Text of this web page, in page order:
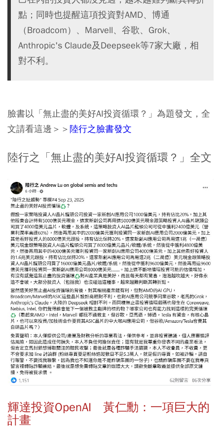
點；同時也提醒這項投資對AMD、博通
（Broadcom）、Marvell、谷歌、Grok、
Anthropic's Claude及Deepseek等7家大廠，相
對不利。
臉書以「無止盡的美好AI投資循環？」為題發文，全
文請看這邊＞＞ 陸行之臉書發文
陸行之「無止盡的美好AI投資循環？」全文
輝達投資OpenAI 黃仁勳：一項巨大的
計畫